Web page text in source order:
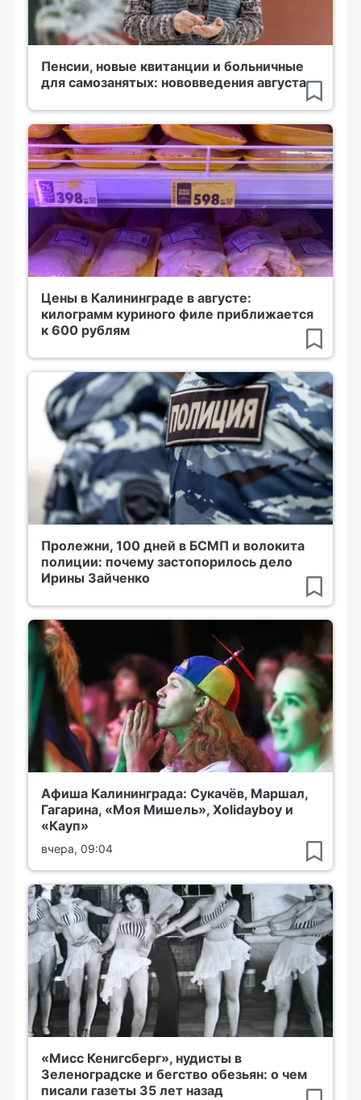
Пенсии, новые квитанции и больничные
для самозанятых: нововведения августа
Цены в Калининграде в августе:
килограмм куриного филе приближается
к 600 рублям
Пролежни, 100 дней в БСМП и волокита
полиции: почему застопорилось дело
Ирины Зайченко
Афиша Калининграда: Сукачёв, Маршал,
Гагарина, «Моя Мишель», Xolidayboy и
«Кауп»
вчера, 09:04
«Мисс Кенигсберг», нудисты в
Зеленоградске и бегство обезьян: о чем
писали газеты 35 лет назад